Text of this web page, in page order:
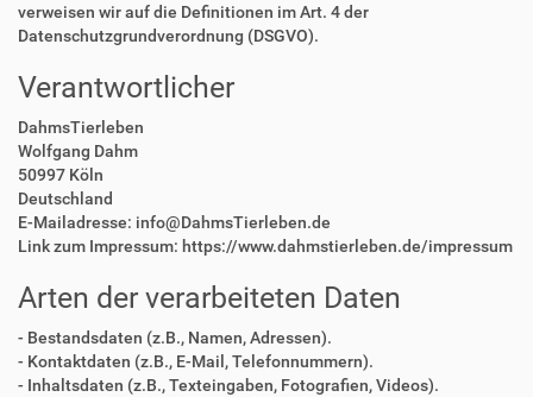
verweisen wir auf die Definitionen im Art. 4 der
Datenschutzgrundverordnung (DSGVO).
Verantwortlicher
DahmsTierleben
Wolfgang Dahm
50997 Köln
Deutschland
E-Mailadresse: info@DahmsTierleben.de
Link zum Impressum: https://www.dahmstierleben.de/impressum
Arten der verarbeiteten Daten
- Bestandsdaten (z.B., Namen, Adressen).
- Kontaktdaten (z.B., E-Mail, Telefonnummern).
- Inhaltsdaten (z.B., Texteingaben, Fotografien, Videos).